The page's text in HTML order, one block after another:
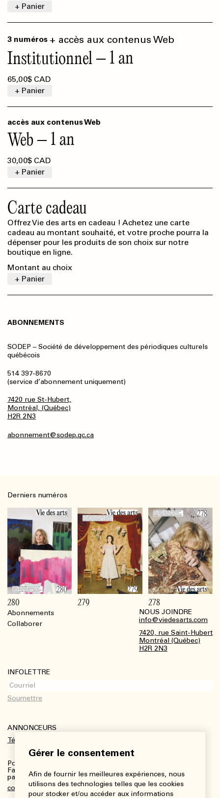
Gérer le consentement
Afin de fournir les meilleures expériences, nous
utilisons des technologies telles que les cookies
pour stocker et/ou accéder aux informations
+ Panier
Institutionnel 1 an
3 numéros + accès aux contenus Web
65,00$ CAD
+ Panier
Web 1 an
accès aux contenus Web
30,00$ CAD
+ Panier
Carte cadeau
Offrez Vie des arts en cadeau ! Achetez une carte
cadeau au montant souhaité, et votre proche pourra la
dépenser pour les produits de son choix sur notre
boutique en ligne.
Montant au choix
+ Panier
ABONNEMENTS
SODEP – Société de développement des périodiques culturels
québécois
514 397-8670
(service d’abonnement uniquement)
7420 rue St-Hubert,
Montréal, (Québec)
H2R 2N3
abonnement@sodep.qc.ca
Abonnements
Collaborer
NOUS JOINDRE
info@viedesarts.com
7420, rue Saint-Hubert
Montréal (Québec)
H2R 2N3
INFOLETTRE
ANNONCEURS
Télécharger le kit média
Pour plus de renseignements :
Fanny Charbonneau, Responsable des communications,
partenariats et publicités
communications@viedesarts.com
Derniers numéros
280 279 278